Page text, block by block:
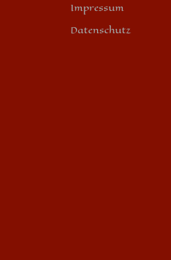
Impressum
Datenschutz